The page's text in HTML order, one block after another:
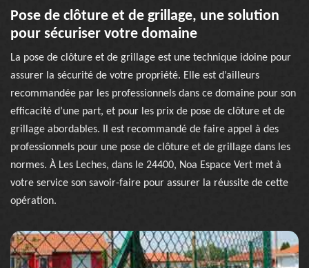
Pose de clôture et de grillage, une solution
pour sécuriser votre domaine
La pose de clôture et de grillage est une technique idoine pour
assurer la sécurité de votre propriété. Elle est d’ailleurs
recommandée par les professionnels dans ce domaine pour son
efficacité d’une part, et pour les prix de pose de clôture et de
grillage abordables. Il est recommandé de faire appel à des
professionnels pour une pose de clôture et de grillage dans les
normes. À Les Leches, dans le 24400, Noa Espace Vert met à
votre service son savoir-faire pour assurer la réussite de cette
opération.